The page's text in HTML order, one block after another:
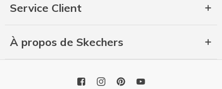
Service Client
À propos de Skechers